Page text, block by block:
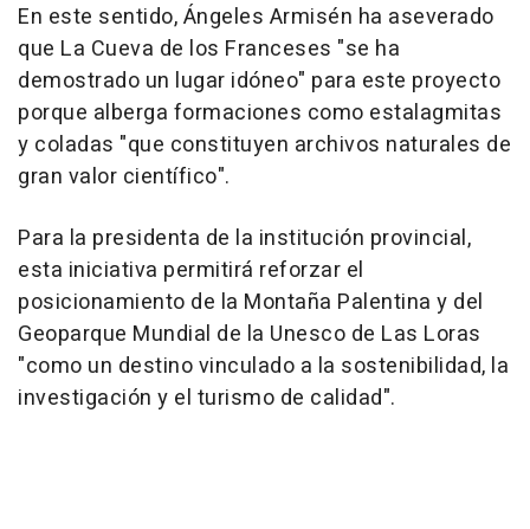
En este sentido, Ángeles Armisén ha aseverado
que La Cueva de los Franceses "se ha
demostrado un lugar idóneo" para este proyecto
porque alberga formaciones como estalagmitas
y coladas "que constituyen archivos naturales de
gran valor científico".
Para la presidenta de la institución provincial,
esta iniciativa permitirá reforzar el
posicionamiento de la Montaña Palentina y del
Geoparque Mundial de la Unesco de Las Loras
"como un destino vinculado a la sostenibilidad, la
investigación y el turismo de calidad".